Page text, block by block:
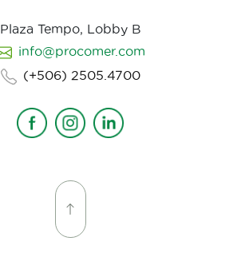
Plaza Tempo, Lobby B
info@procomer.com
(+506) 2505.4700